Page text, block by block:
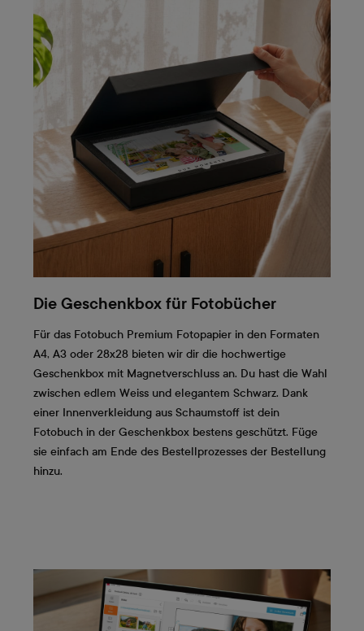
Die Geschenkbox für Fotobücher
Für das Fotobuch Premium Fotopapier in den Formaten
A4, A3 oder 28x28 bieten wir dir die hochwertige
Geschenkbox mit Magnetverschluss an. Du hast die Wahl
zwischen edlem Weiss und elegantem Schwarz. Dank
einer Innenverkleidung aus Schaumstoff ist dein
Fotobuch in der Geschenkbox bestens geschützt. Füge
sie einfach am Ende des Bestellprozesses der Bestellung
hinzu.